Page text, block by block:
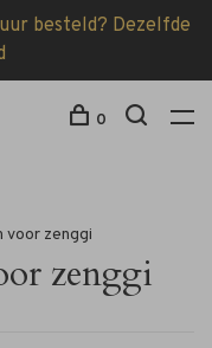
besteld? Dezelfde
0
voor zenggi
zenggi